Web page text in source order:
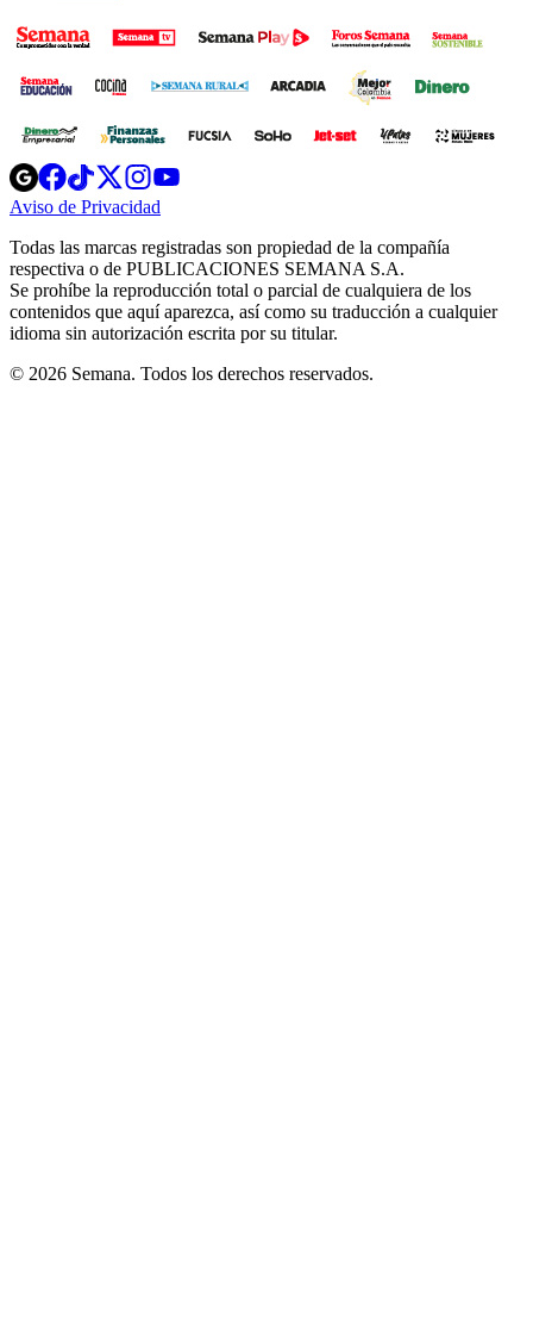
Opens
in
new
Opens
in
new
Opens
in
new
window
Opens
new
windowwindow
Aviso de Privacidad
new
window
Todas las marcas registradas son propiedad de la compañía
respectiva o de PUBLICACIONES SEMANA S.A.
Se prohíbe la reproducción total o parcial de cualquiera de los
contenidos que aquí aparezca, así como su traducción a cualquier
idioma sin autorización escrita por su titular.
© 2026 Semana. Todos los derechos reservados.